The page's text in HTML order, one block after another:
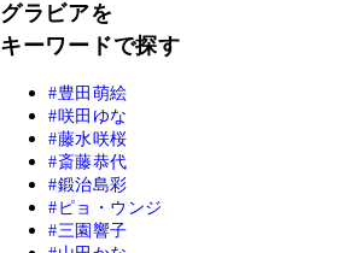
グラビアを
キーワードで探す
豊田萌絵
咲田ゆな
藤水咲桜
斎藤恭代
鍛治島彩
ピョ・ウンジ
三園響子